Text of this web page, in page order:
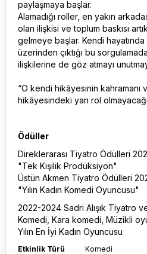
paylaşmaya başlar.
Alamadığı roller, en yakın
olan ilişkisi ve toplum baskısı
gelmeye başlar. Kendi
üzerinden çıktığı bu
ilişkilerine de göz atmayı
“O kendi hikâyesinin
hikâyesindeki yan rol
Ödüller
Direklerarası Tiyatro Ödülleri
"Tek Kişilik Prodüksiyon"
Üstün Akmen Tiyatro Ödülleri
"Yılın Kadın Komedi Oyuncusu"
2022-2024 Sadri Alışık Tiyatro
Komedi, Kara komedi, Müzikli
Yılın En İyi Kadın Oyuncusu
Etkinlik Türü
Komedi